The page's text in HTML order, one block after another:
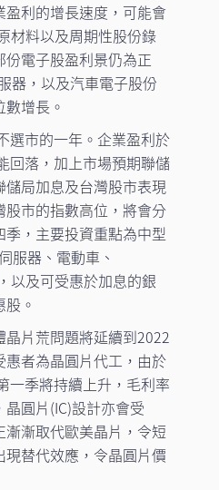
利的增長速度，可能會
材料以及周期性股份錄
電子股盈利景仍為正
器，以及汽車電子股份
增長。
選市的一年。企業盈利於
回落，加上市場預期聯儲
局加息及台灣股市表現
市的指數高位，將會分
，主要投資重點為中型
服器、電動車、
以及可受惠於加息的銀
。
片荒問題將延續到2022
者為晶圓片代工，由於
一季將持續上升，毛利率
圓片(IC)設計亦會受
漸取代歐美晶片，令短
替代效應，令晶圓片價